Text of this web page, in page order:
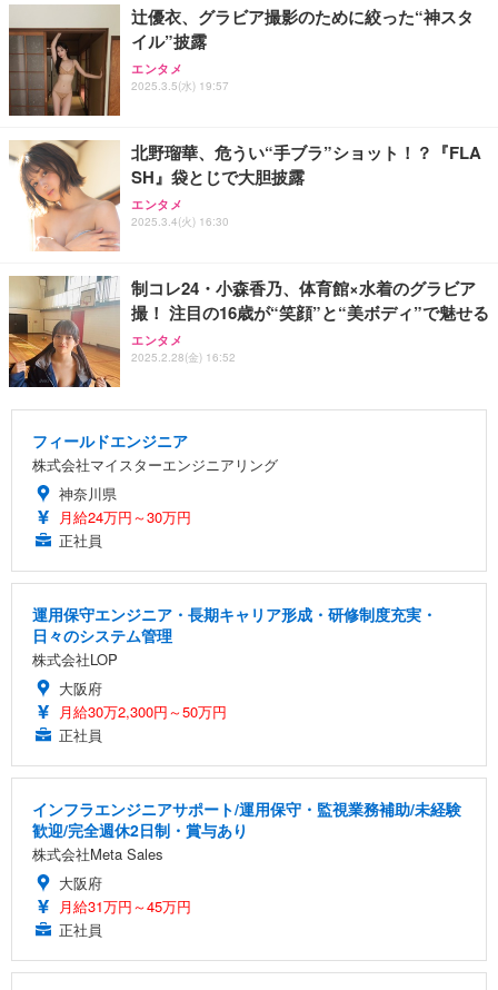
辻󠄀優衣、グラビア撮影のために絞った“神スタ
イル”披露
エンタメ
2025.3.5(水) 19:57
北野瑠華、危うい“手ブラ”ショット！？『FLA
SH』袋とじで大胆披露
エンタメ
2025.3.4(火) 16:30
制コレ24・小森香乃、体育館×水着のグラビア
撮！ 注目の16歳が“笑顔”と“美ボディ”で魅せる
エンタメ
2025.2.28(金) 16:52
フィールドエンジニア
株式会社マイスターエンジニアリング
神奈川県
月給24万円～30万円
正社員
運用保守エンジニア・長期キャリア形成・研修制度充実・
日々のシステム管理
株式会社LOP
大阪府
月給30万2,300円～50万円
正社員
インフラエンジニアサポート/運用保守・監視業務補助/未経験
歓迎/完全週休2日制・賞与あり
株式会社Meta Sales
大阪府
月給31万円～45万円
正社員